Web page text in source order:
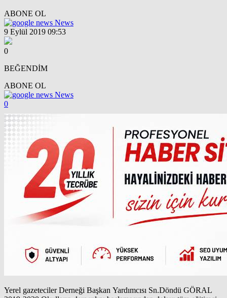
ABONE OL
News
9 Eylül 2019 09:53
0
BEĞENDİM
ABONE OL
News
0
Yerel gazeteciler Derneği Başkan Yardımcısı Sn.Döndü GÖRAL